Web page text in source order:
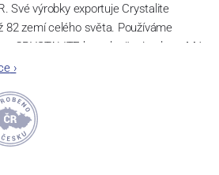
Své výrobky exportuje Crystalite
82 zemí celého světa. Používáme
CRYSTALITE bez sloučenin olova. Má
pevnost a životnost díky příměsi
›